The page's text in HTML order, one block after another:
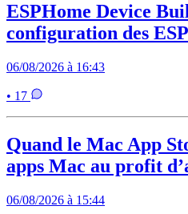
ESPHome Device
configuration des
06/08/2026 à 16:43
• 17
Quand le Mac App
apps Mac au profit
06/08/2026 à 15:44